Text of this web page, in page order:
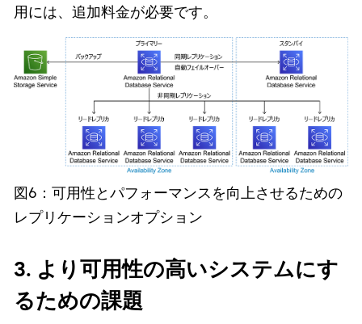
用には、追加料金が必要です。
図6：可用性とパフォーマンスを向上させるための
レプリケーションオプション
3. より可用性の高いシステムにす
るための課題